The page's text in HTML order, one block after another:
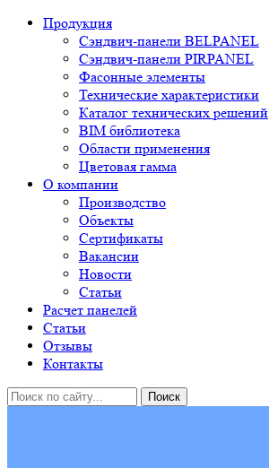
Продукция
Сэндвич-панели BELPANEL
Сэндвич-панели PIRPANEL
Фасонные элементы
Технические характеристики
Каталог технических решений
BIM библиотека
Области применения
Цветовая гамма
О компании
Производство
Объекты
Сертификаты
Вакансии
Новости
Статьи
Расчет панелей
Статьи
Отзывы
Контакты